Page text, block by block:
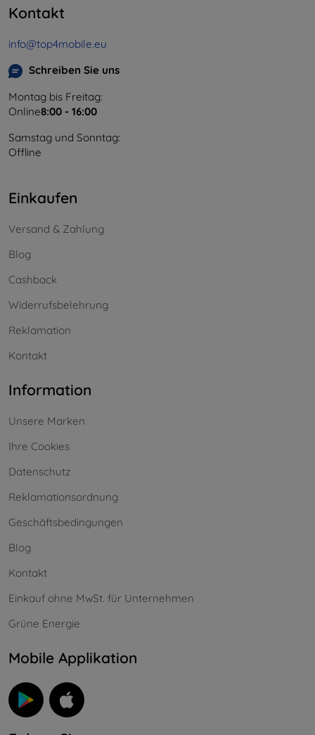
Kontakt
info@top4mobile.eu
Schreiben Sie uns
Montag bis Freitag:
Online8:00 - 16:00
Samstag und Sonntag:
Offline
Einkaufen
Versand & Zahlung
Blog
Cashback
Widerrufsbelehrung
Reklamation
Kontakt
Information
Unsere Marken
Ihre Cookies
Datenschutz
Reklamationsordnung
Geschäftsbedingungen
Blog
Kontakt
Einkauf ohne MwSt. für Unternehmen
Grüne Energie
Mobile Applikation